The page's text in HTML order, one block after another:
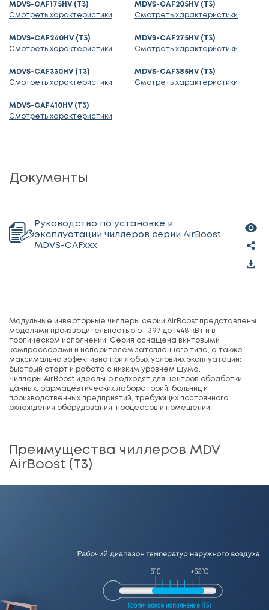
MDVS-CAF175HV (T3)
Смотреть характеристики
MDVS-CAF205HV (T3)
Смотреть характеристики
MDVS-CAF240HV (T3)
Смотреть характеристики
MDVS-CAF275HV (T3)
Смотреть характеристики
MDVS-CAF330HV (T3)
Смотреть характеристики
MDVS-CAF385HV (T3)
Смотреть характеристики
MDVS-CAF410HV (T3)
Смотреть характеристики
Документы
Руководство по установке и
эксплуатации чиллеров серии AirBoost
MDVS-CAFxxx
Модульные инверторные чиллеры серии AirBoost представлены
моделями производительностью от 397 до 1448 кВт и в
тропическом исполнении. Серия оснащена винтовыми
компрессорами и испарителем затопленного типа, а также
максимально эффективна при любых условиях эксплуатации:
быстрый старт и работа с низким уровнем шума.
Чиллеры AirBoost идеально подходят для центров обработки
данных, фармацевтических лабораторий, больниц и
производственных предприятий, требующих постоянного
охлаждения оборудования, процессов и помещений.
Преимущества чиллеров MDV
AirBoost (T3)